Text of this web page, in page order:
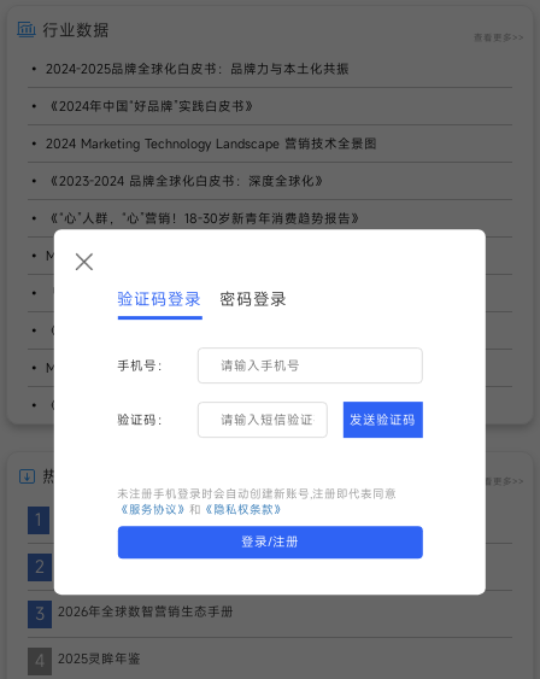
行业数据 查看更多>>
2024-2025品牌全球化白皮书：品牌力与本土化共振
《2024年中国“好品牌”实践白皮书》
2024 Marketing Technology Landscape 营销技术全景图
《2023-2024 品牌全球化白皮书：深度全球化》
《“心”人群，“心”营销！18-30岁新青年消费趋势报告》
Morketing Research《MarTech生态图》（2024年6月更新）
「2025年营销日历」近200个营销节点，解锁3大趋势！
《MarTech生态图2025》2025年7月更新发布
Morketing Research《MarTech生态图》（2024年3月更新）
《Martech生态图2025》2025年1月更新
热门报告 查看更多>>
1 GPR2026-全球支付报告
2 Pinterest Predicts 2026 Trend Report
3 2026年全球数智营销生态手册
4 2025灵眸年鉴
验证码登录 密码登录
手机号：
验证码： 发送验证码
未注册手机登录时会自动创建新账号,注册即代表同意
《服务协议》和 《隐私权条款》
登录/注册